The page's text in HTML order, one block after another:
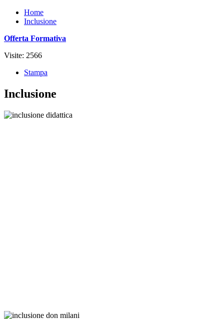
Home
Inclusione
Offerta Formativa
Visite: 2566
Stampa
Inclusione